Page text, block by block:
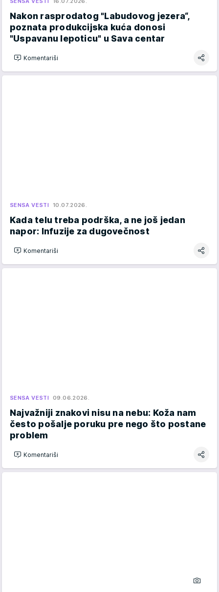
Nakon rasprodatog "Labudovog jezera“,
poznata produkcijska kuća donosi
"Uspavanu lepoticu" u Sava centar
Komentariši
SENSA VESTI 10.07.2026.
Kada telu treba podrška, a ne još jedan
napor: Infuzije za dugovečnost
Komentariši
SENSA VESTI 09.06.2026.
Najvažniji znakovi nisu na nebu: Koža nam
često pošalje poruku pre nego što postane
problem
Komentariši